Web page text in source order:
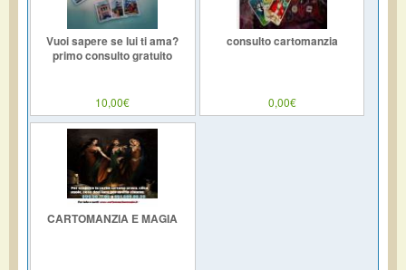
Vuoi sapere se lui ti ama?
primo consulto gratuito
10,00€
consulto cartomanzia
0,00€
CARTOMANZIA E MAGIA